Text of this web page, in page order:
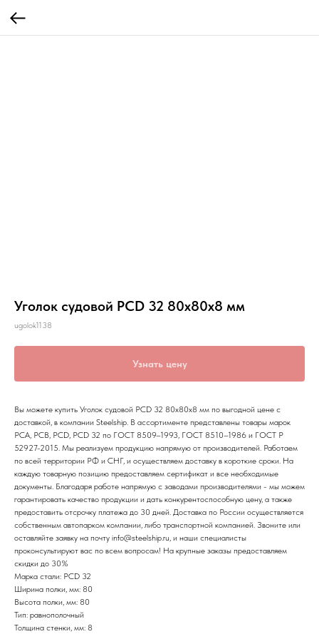
Уголок судовой РСD 32 80х80х8 мм
ugolok1138
Узнать цену
Вы можете купить Уголок судовой РСD 32 80х80х8 мм по выгодной цене с
доставкой, в компании Steelship. В ассортименте представлены товары марок
РСА, РСВ, РСD, РСD 32 по ГОСТ 8509–1993, ГОСТ 8510–1986 и ГОСТ Р
52927-2015. Мы реализуем продукцию напрямую от производителей. Работаем
по всей территории РФ и СНГ, и осуществляем доставку в короткие сроки. На
каждую товарную позицию предоставляем сертификат и все необходимые
документы. Благодаря работе напрямую с заводами производителями - мы можем
гарантировать качество продукции и дать конкурентоспособную цену, а также
предоставить отсрочку платежа до 30 дней. Доставка по России осуществляется
собственным автопарком компании, либо транспортной компанией. Звоните или
оставляйте заявку на почту info@steelship.ru, и наши специалисты
проконсультируют вас по всем вопросам! На крупные заказы предоставляем
скидки до 30%
Марка стали: РСD 32
Ширина полки, мм: 80
Высота полки, мм: 80
Тип: равнополочный
Толщина стенки, мм: 8